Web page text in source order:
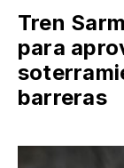
Tren
para
barreras